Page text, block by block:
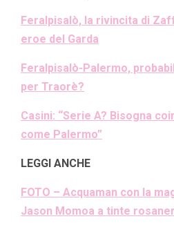
Feralpisalò, la rivincita di
eroe del Garda
Feralpisalò-Palermo,
per Traorè?
Casini: “Serie A? Bisogna
come Palermo”
LEGGI ANCHE
FOTO – Acquaman con la
Jason Momoa a tinte